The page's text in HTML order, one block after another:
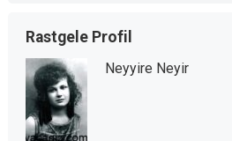
Rastgele Profil
Neyyire Neyir